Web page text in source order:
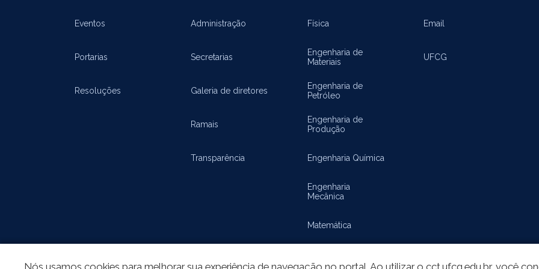
Eventos
Portarias
Resoluções
Administração
Secretarias
Galeria de diretores
Ramais
Transparência
Física
Engenharia de
Materiais
Engenharia de
Petróleo
Engenharia de
Produção
Engenharia Química
Engenharia
Mecânica
Matemática
Email
UFCG
Nós usamos cookies para melhorar sua experiência de navegação no portal. Ao utilizar o cct.ufcg.edu.br, você